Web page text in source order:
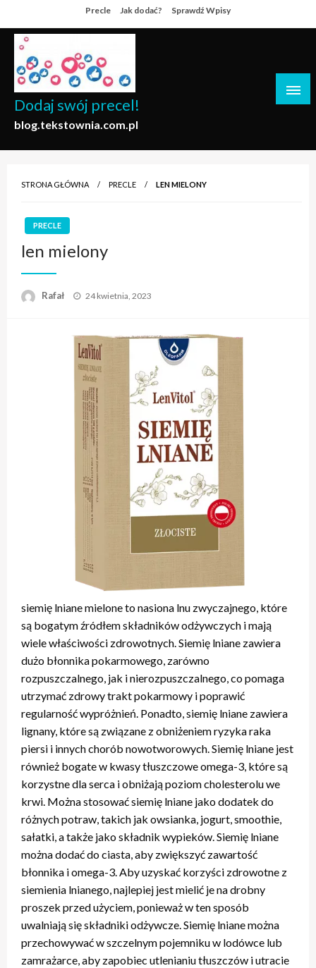
to
content
Precle Jak dodać? Sprawdź Wpisy
Dodaj swój precel!
blog.tekstownia.com.pl
STRONA GŁÓWNA PRECLE LEN MIELONY
PRECLE
len mielony
Rafał
Opublikowane
24 kwietnia, 2023
siemię lniane mielone to nasiona lnu zwyczajnego, które
są bogatym źródłem składników odżywczych i mają
wiele właściwości zdrowotnych. Siemię lniane zawiera
dużo błonnika pokarmowego, zarówno
rozpuszczalnego, jak i nierozpuszczalnego, co pomaga
utrzymać zdrowy trakt pokarmowy i poprawić
regularność wypróżnień. Ponadto, siemię lniane zawiera
lignany, które są związane z obniżeniem ryzyka raka
piersi i innych chorób nowotworowych. Siemię lniane jest
również bogate w kwasy tłuszczowe omega-3, które są
korzystne dla serca i obniżają poziom cholesterolu we
krwi. Można stosować siemię lniane jako dodatek do
różnych potraw, takich jak owsianka, jogurt, smoothie,
sałatki, a także jako składnik wypieków. Siemię lniane
można dodać do ciasta, aby zwiększyć zawartość
błonnika i omega-3. Aby uzyskać korzyści zdrowotne z
siemienia lnianego, najlepiej jest mielić je na drobny
proszek przed użyciem, ponieważ w ten sposób
uwalniają się składniki odżywcze. Siemię lniane można
przechowywać w szczelnym pojemniku w lodówce lub
zamrażarce, aby zapobiec utlenianiu tłuszczów i utracie